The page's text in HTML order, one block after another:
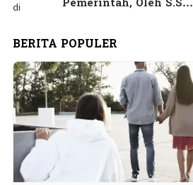
Pemerintah, Oleh S.S…
BERITA POPULER